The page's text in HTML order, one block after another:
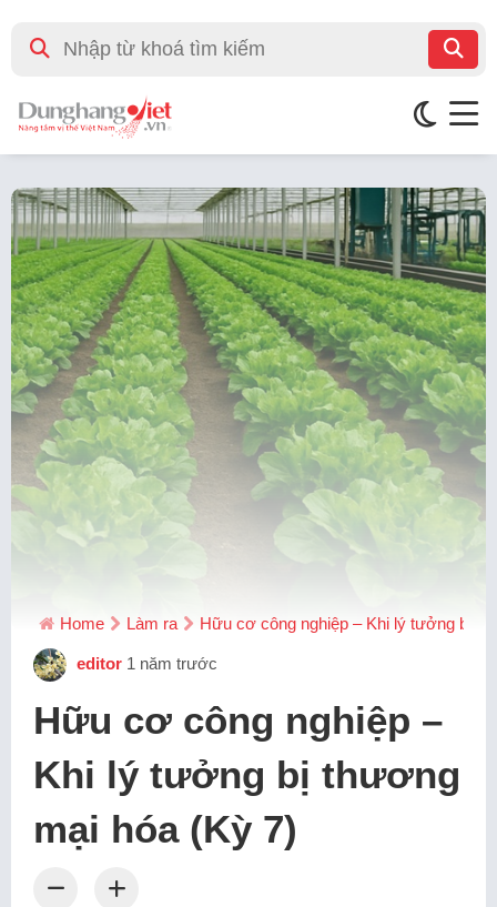
Home Làm ra Hữu cơ công nghiệp – Khi lý tưởng bị
editor 1 năm trước
Hữu cơ công nghiệp –
Khi lý tưởng bị thương
mại hóa (Kỳ 7)